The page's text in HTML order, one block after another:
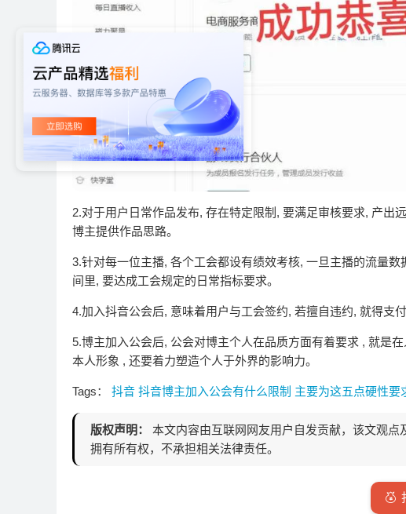
2.对于用户日常作品发布, 存在特定限制, 要满足审核要求, 产出
博主提供作品思路。
3.针对每一位主播, 各个工会都设有绩效考核, 一旦主播的流量
间里, 要达成工会规定的日常指标要求。
4.加入抖音公会后, 意味着用户与工会签约, 若擅自违约, 就得支
5.博主加入公会后, 公会对博主个人在品质方面有着要求 , 就是
本人形象 , 还要着力塑造个人于外界的影响力。
Tags： 抖音 抖音博主加入公会有什么限制 主要为这五点硬性要
版权声明：
本文内容由互联网网友用户自发贡献，该文观
拥有所有权，不承担相关法律责任。